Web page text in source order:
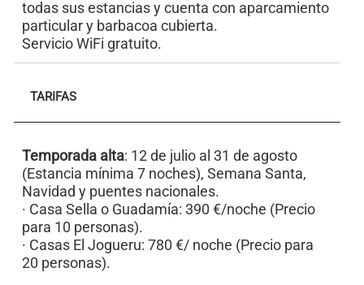
todas sus estancias y cuenta con aparcamiento
particular y barbacoa cubierta.
Servicio WiFi gratuito.
TARIFAS
Temporada alta: 12 de julio al 31 de agosto
(Estancia mínima 7 noches), Semana Santa,
Navidad y puentes nacionales.
· Casa Sella o Guadamía: 390 €/noche (Precio
para 10 personas).
· Casas El Jogueru: 780 €/ noche (Precio para
20 personas).